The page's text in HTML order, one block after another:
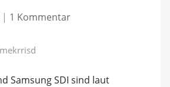
| 1 Kommentar
Samsung SDI sind laut